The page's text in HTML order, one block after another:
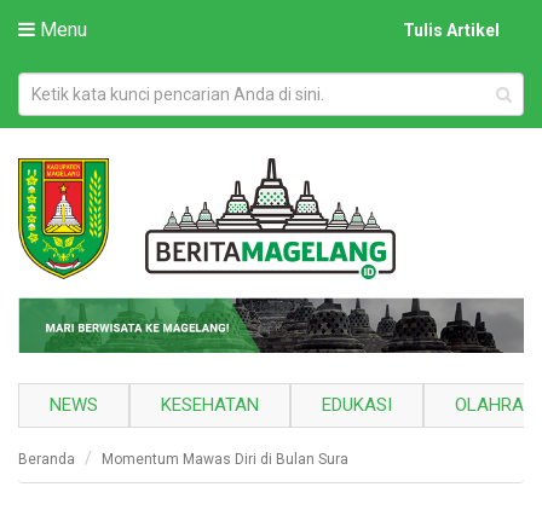
Menu Tulis Artikel
NEWS KESEHATAN EDUKASI
Beranda Momentum Mawas Diri di Bulan Sura